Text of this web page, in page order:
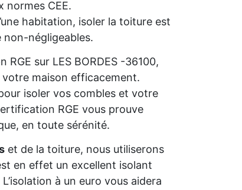
normes CEE.
habitation, isoler la toiture est
non-négligeables.
sur LES BORDES -36100,
maison efficacement.
isoler vos combles et votre
RGE vous prouve
en toute sérénité.
et de la toiture, nous utiliserons
en effet un excellent isolant
à un euro vous aidera